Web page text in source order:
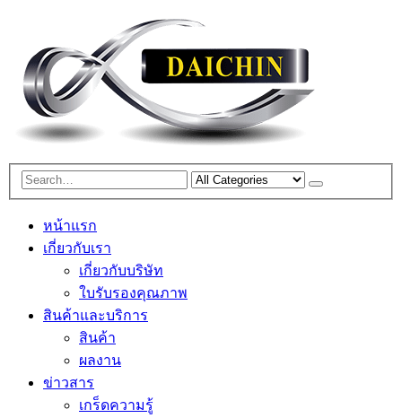
หน้าแรก
เกี่ยวกับเรา
เกี่ยวกับบริษัท
ใบรับรองคุณภาพ
สินค้าและบริการ
สินค้า
ผลงาน
ข่าวสาร
เกร็ดความรู้